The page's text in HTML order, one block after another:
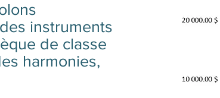
instruments
de classe
harmonies,